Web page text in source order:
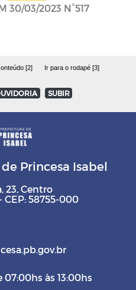
30/03/2023 N°517
[2] Ir para o rodapé [3]
SUBIR
Princesa Isabel
23, Centro
CEP: 58755-000
07:00hs às 13:00hs